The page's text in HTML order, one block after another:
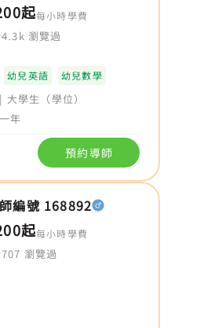
起每小時學費
4.3k 瀏覽過
幼兒英語 幼兒數學
| 大學生（學位）
一年
預約導師
編號 168892
起每小時學費
707 瀏覽過